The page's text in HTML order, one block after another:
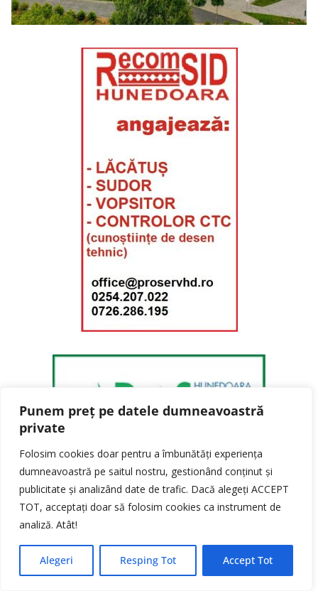
Punem preț pe datele dumneavoastră
private
Folosim cookies doar pentru a îmbunătăți experiența
dumneavoastră pe saitul nostru, gestionând conținut și
publicitate și analizând date de trafic. Dacă alegeți ACCEPT
TOT, acceptați doar să folosim cookies ca instrument de
analiză. Atât!
Alegeri Resping Tot Accept Tot